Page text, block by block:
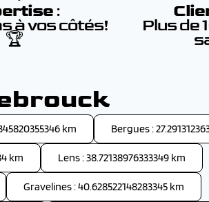
:
à vos côtés!
🏆
Plus de
km Bergues :
km Lens : 38.72138976333349 km
Gravelines : 40.628522148283345 km